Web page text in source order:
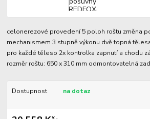
celonerezové provedení 5 poloh roštu změna
mechanismem 3 stupně výkonu dvě topná
pro každé těleso 2x kontrolka zapnutí a chodu
rozměr roštu: 650 x 310 mm odmontovatelná
Dostupnost na dotaz